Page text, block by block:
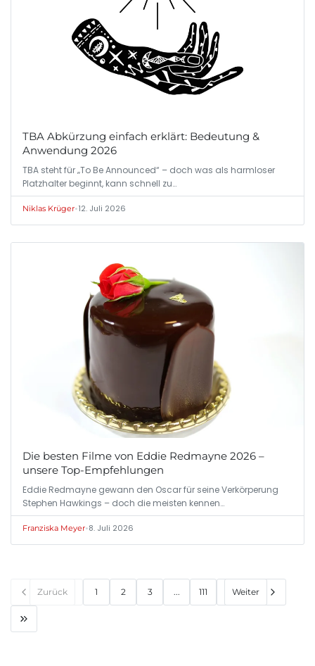
TBA Abkürzung einfach erklärt: Bedeutung &
Anwendung 2026
TBA steht für „To Be Announced“ – doch was als harmloser
Platzhalter beginnt, kann schnell zu…
Niklas Krüger•12. Juli 2026
Die besten Filme von Eddie Redmayne 2026 –
unsere Top-Empfehlungen
Eddie Redmayne gewann den Oscar für seine Verkörperung
Stephen Hawkings – doch die meisten kennen…
Franziska Meyer•8. Juli 2026
Zurück 1 2 3 ... 111 Weiter